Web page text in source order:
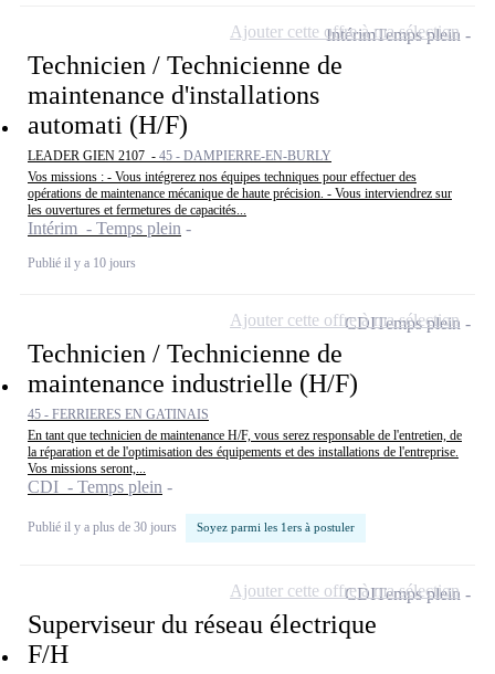
Technicien / Technicienne de
maintenance d'installations
automati (H/F)
LEADER GIEN 2107 - 45 - DAMPIERRE-EN-BURLY
Vos missions : - Vous intégrerez nos équipes techniques pour effectuer des
opérations de maintenance mécanique de haute précision. - Vous interviendrez sur
les ouvertures et fermetures de capacités...
Intérim - Temps plein
Publié il y a 10 jours
IntérimTemps plein
Ajouter cette offre à ma sélection
Technicien / Technicienne de
maintenance industrielle (H/F)
45 - FERRIERES EN GATINAIS
En tant que technicien de maintenance H/F, vous serez responsable de l'entretien, de
la réparation et de l'optimisation des équipements et des installations de l'entreprise.
Vos missions seront,...
CDI - Temps plein
Publié il y a plus de 30 jours Soyez parmi les 1ers à postuler
CDITemps plein
Ajouter cette offre à ma sélection
Superviseur du réseau électrique
F/H
CDITemps plein
Ajouter cette offre à ma sélection